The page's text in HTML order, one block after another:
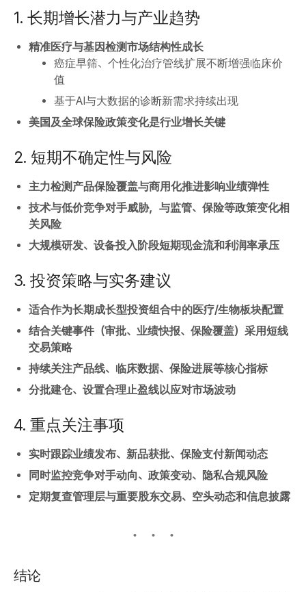
1. 长期增长潜力与产业趋势
精准医疗与基因检测市场结构性成长
癌症早筛、个性化治疗管线扩展不断增强临床价
值
基于AI与大数据的诊断新需求持续出现
美国及全球保险政策变化是行业增长关键
2. 短期不确定性与风险
主力检测产品保险覆盖与商用化推进影响业绩弹性
技术与低价竞争对手威胁，与监管、保险等政策变化相
关风险
大规模研发、设备投入阶段短期现金流和利润率承压
3. 投资策略与实务建议
适合作为长期成长型投资组合中的医疗/生物板块配置
结合关键事件（审批、业绩快报、保险覆盖）采用短线
交易策略
持续关注产品线、临床数据、保险进展等核心指标
分批建仓、设置合理止盈线以应对市场波动
4. 重点关注事项
实时跟踪业绩发布、新品获批、保险支付新闻动态
同时监控竞争对手动向、政策变动、隐私合规风险
定期复查管理层与重要股东交易、空头动态和信息披露
结论